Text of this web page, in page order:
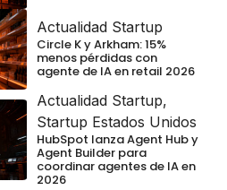
Actualidad Startup
Circle K y Arkham: 15%
menos pérdidas con
agente de IA en retail 2026
Actualidad Startup,
Startup Estados Unidos
HubSpot lanza Agent Hub y
Agent Builder para
coordinar agentes de IA en
2026